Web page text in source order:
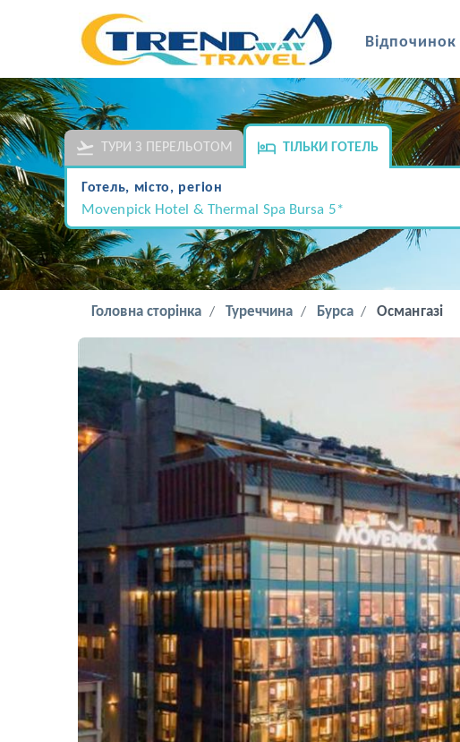
ТУРИ З ПЕРЕЛЬОТОМ ТІЛЬКИ ГОТЕЛЬ
Готель, місто, регіон
Movenpick Hotel & Thermal Spa Bursa 5*
Головна сторінка Туреччина Бурса Османгазі